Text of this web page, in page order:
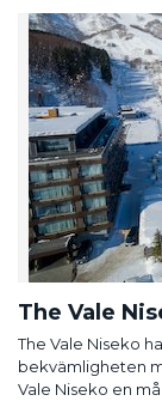
The Vale
The Vale Niseko
bekvämligheten
Vale Niseko en